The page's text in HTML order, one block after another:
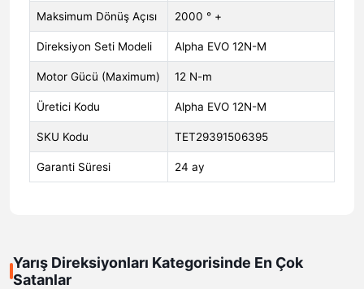
Maksimum Dönüş Açısı 2000 ° +
Direksiyon Seti Modeli Alpha EVO 12N-M
Motor Gücü (Maximum) 12 N-m
Üretici Kodu Alpha EVO 12N-M
SKU Kodu TET29391506395
Garanti Süresi 24 ay
Yarış Direksiyonları Kategorisinde En Çok
Satanlar